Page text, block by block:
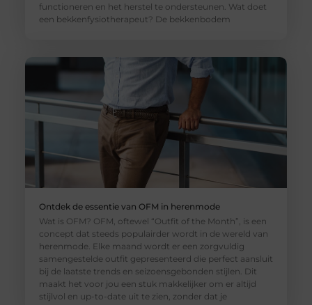
functioneren en het herstel te ondersteunen. Wat doet
een bekkenfysiotherapeut? De bekkenbodem
Ontdek de essentie van OFM in herenmode
Wat is OFM? OFM, oftewel “Outfit of the Month”, is een
concept dat steeds populairder wordt in de wereld van
herenmode. Elke maand wordt er een zorgvuldig
samengestelde outfit gepresenteerd die perfect aansluit
bij de laatste trends en seizoensgebonden stijlen. Dit
maakt het voor jou een stuk makkelijker om er altijd
stijlvol en up-to-date uit te zien, zonder dat je